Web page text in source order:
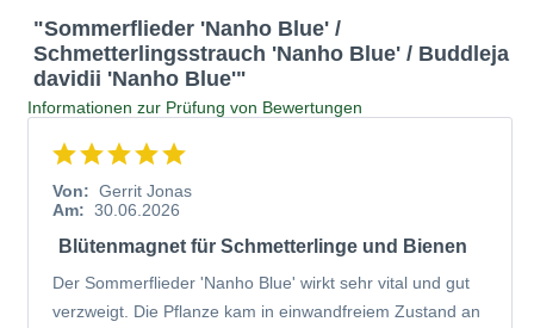
"Sommerflieder 'Nanho Blue' /
Schmetterlingsstrauch 'Nanho Blue' / Buddleja
davidii 'Nanho Blue'"
Informationen zur Prüfung von Bewertungen
Von: Gerrit Jonas
Am: 30.06.2026
Blütenmagnet für Schmetterlinge und Bienen
Der Sommerflieder 'Nanho Blue' wirkt sehr vital und gut
verzweigt. Die Pflanze kam in einwandfreiem Zustand an